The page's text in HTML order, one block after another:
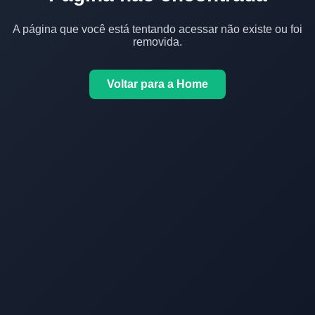
A página que você está tentando acessar não existe ou foi
removida.
Voltar para a Home